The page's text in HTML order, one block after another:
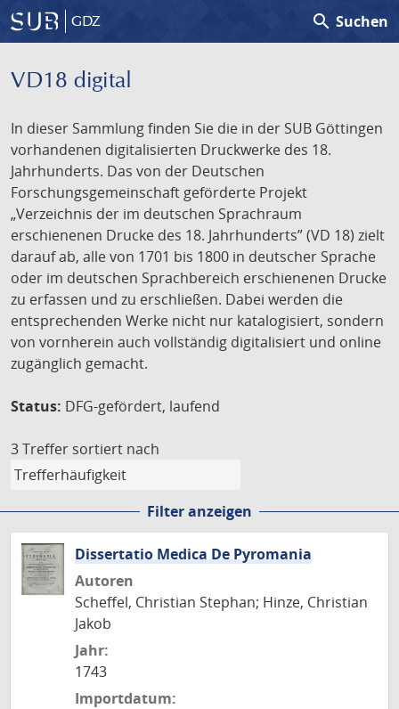
GDZ search Suchen
VD18 digital
In dieser Sammlung finden Sie die in der SUB Göttingen
vorhandenen digitalisierten Druckwerke des 18.
Jahrhunderts. Das von der Deutschen
Forschungsgemeinschaft geförderte Projekt
„Verzeichnis der im deutschen Sprachraum
erschienenen Drucke des 18. Jahrhunderts” (VD 18) zielt
darauf ab, alle von 1701 bis 1800 in deutscher Sprache
oder im deutschen Sprachbereich erschienenen Drucke
zu erfassen und zu erschließen. Dabei werden die
entsprechenden Werke nicht nur katalogisiert, sondern
von vornherein auch vollständig digitalisiert und online
zugänglich gemacht.
Status: DFG-gefördert, laufend
3 Treffer sortiert nach
Filter anzeigen
Dissertatio Medica De Pyromania
Autoren
Scheffel, Christian Stephan; Hinze, Christian
Jakob
Jahr:
1743
Importdatum: